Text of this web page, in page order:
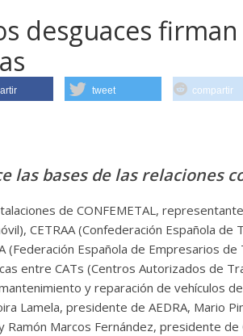
desguaces
tweet compartir
las bases de las relaciones
de CONFEMETAL,
CETRAA (Confederación Española de
(Federación Española de Empresarios
entre CATs (Centros Autorizados de
y reparación de vehículos
Lamela, presidente de AEDRA, Mario
Ramón Marcos Fernández, presidente de